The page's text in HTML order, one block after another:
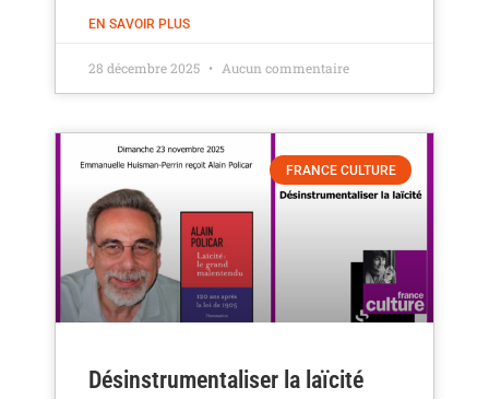
EN SAVOIR PLUS
28 décembre 2025 Aucun commentaire
FRANCE CULTURE
Désinstrumentaliser la laïcité